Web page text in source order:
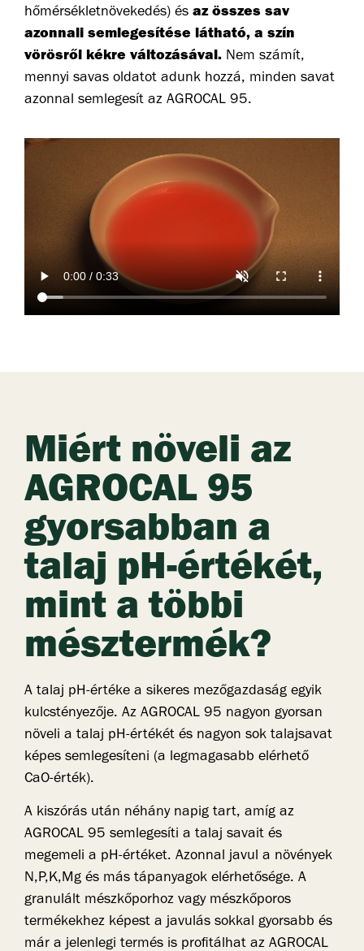
hőmérsékletnövekedés) és az összes sav
azonnali semlegesítése látható, a szín
vörösről kékre változásával. Nem számít,
mennyi savas oldatot adunk hozzá, minden savat
azonnal semlegesít az AGROCAL 95.
Miért növeli az
AGROCAL 95
gyorsabban a
talaj pH-értékét,
mint a többi
mésztermék?
A talaj pH-értéke a sikeres mezőgazdaság egyik
kulcstényezője. Az AGROCAL 95 nagyon gyorsan
növeli a talaj pH-értékét és nagyon sok talajsavat
képes semlegesíteni (a legmagasabb elérhető
CaO-érték).
A kiszórás után néhány napig tart, amíg az
AGROCAL 95 semlegesíti a talaj savait és
megemeli a pH-értéket. Azonnal javul a növények
N,P,K,Mg és más tápanyagok elérhetősége. A
granulált mészkőporhoz vagy mészkőporos
termékekhez képest a javulás sokkal gyorsabb és
már a jelenlegi termés is profitálhat az AGROCAL